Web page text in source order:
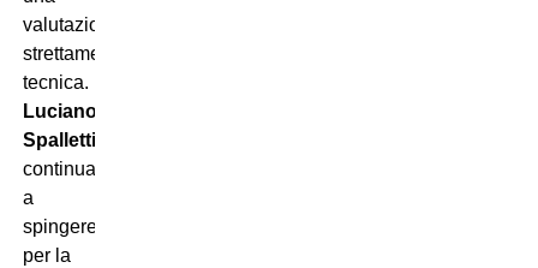
valutazione
strettamente
tecnica.
Luciano
Spalletti
continua
a
spingere
per la